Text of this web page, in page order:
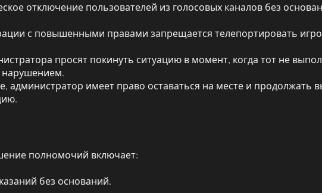
отключение пользователей из голосовых каналов без
с повышенными правами запрещается телепортировать
просят покинуть ситуацию в момент, когда тот не
нарушением.
администратор имеет право оставаться на месте и продолжать
полномочий включает:
без оснований.